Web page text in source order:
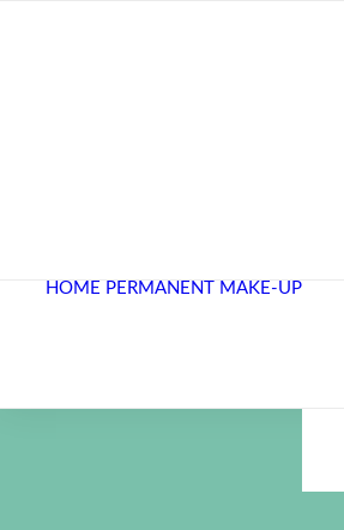
HOME PERMANENT MAKE-UP